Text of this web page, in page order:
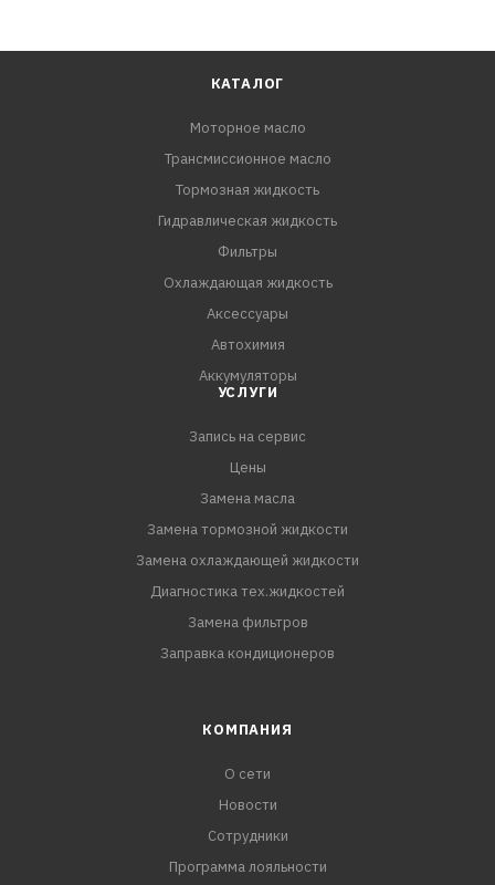
КАТАЛОГ
Моторное масло
Трансмиссионное масло
Тормозная жидкость
Гидравлическая жидкость
Фильтры
Охлаждающая жидкость
Аксессуары
Автохимия
Аккумуляторы
УСЛУГИ
Запись на сервис
Цены
Замена масла
Замена тормозной жидкости
Замена охлаждающей жидкости
Диагностика тех.жидкостей
Замена фильтров
Заправка кондиционеров
КОМПАНИЯ
О сети
Новости
Сотрудники
Программа лояльности